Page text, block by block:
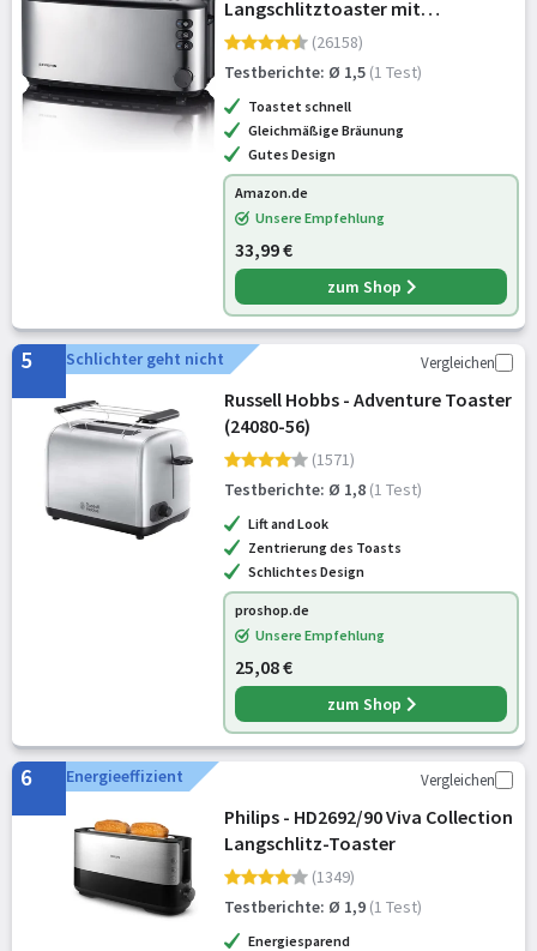
Langschlitztoaster mit
eingebautem Brötchen-Aufsatz,
für 4 Brotscheiben,
Brotscheibenzentrierung,
Aufwärm- und Defroster-Stufe,
Edelstahl gebür
(26158)
Testberichte: Ø 1,5 (1 Test)
Toastet schnell
Gleichmäßige Bräunung
Gutes Design
Amazon.de
Unsere Empfehlung
33,99 €
zum Shop
5 Schlichter geht nicht Vergleichen
Russell Hobbs - Adventure Toaster
(24080-56)
(1571)
Testberichte: Ø 1,8 (1 Test)
Lift and Look
Zentrierung des Toasts
Schlichtes Design
proshop.de
Unsere Empfehlung
25,08 €
zum Shop
6 Energieeffizient Vergleichen
Philips - HD2692/90 Viva Collection
Langschlitz-Toaster
(1349)
Testberichte: Ø 1,9 (1 Test)
Energiesparend